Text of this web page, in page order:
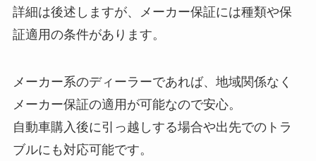
詳細は後述しますが、メーカー保証には種類や保
証適用の条件があります。
メーカー系のディーラーであれば、地域関係なく
メーカー保証の適用が可能なので安心。
自動車購入後に引っ越しする場合や出先でのトラ
ブルにも対応可能です。